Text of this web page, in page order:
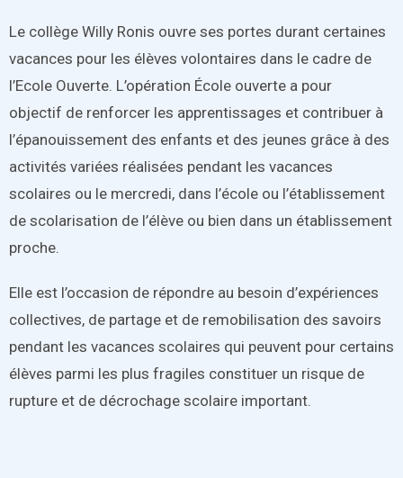
Le collège Willy Ronis ouvre ses portes durant certaines
vacances pour les élèves volontaires dans le cadre de
l’Ecole Ouverte. L’opération École ouverte a pour
objectif de renforcer les apprentissages et contribuer à
l’épanouissement des enfants et des jeunes grâce à des
activités variées réalisées pendant les vacances
scolaires ou le mercredi, dans l’école ou l’établissement
de scolarisation de l’élève ou bien dans un établissement
proche.
Elle est l’occasion de répondre au besoin d’expériences
collectives, de partage et de remobilisation des savoirs
pendant les vacances scolaires qui peuvent pour certains
élèves parmi les plus fragiles constituer un risque de
rupture et de décrochage scolaire important.